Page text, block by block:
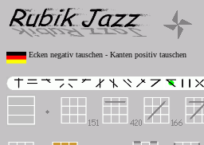
Ecken negativ tauschen - Kanten positiv tauschen